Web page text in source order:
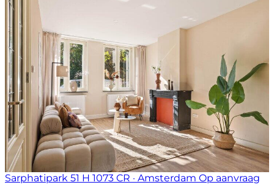
Sarphatipark 51 H 1073 CR · Amsterdam Op aanvraag